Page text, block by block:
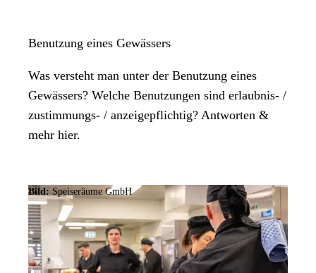
Benutzung eines Gewässers
Was versteht man unter der Benutzung eines
Gewässers? Welche Benutzungen sind erlaubnis- /
zustimmungs- / anzeigepflichtig? Antworten &
mehr hier.
Bild: Speiseräume GmbH